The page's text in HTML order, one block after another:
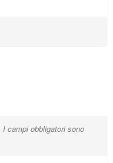
I campi obbligatori sono